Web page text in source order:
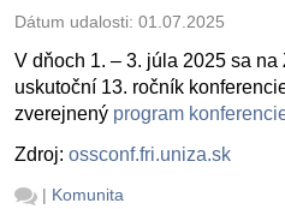
Dátum udalosti: 01.07.2025
V dňoch 1. – 3. júla 2025 sa
uskutoční 13. ročník
zverejnený program
Zdroj: ossconf.fri.uniza.sk
| Komunita